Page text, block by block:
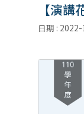
【演
日期 :